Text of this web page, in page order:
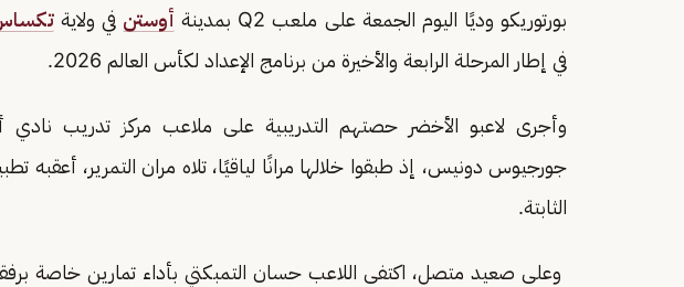
بورتوريكو وديًا اليوم الجمعة على ملعب Q2 بمدينة
أوستن في ولاية
في إطار المرحلة الرابعة والأخيرة من برنامج الإعداد لكأس العالم 2026.
وأجرى لاعبو الأخضر حصتهم التدريبية على ملاعب مركز تدريب نادي
جورجيوس دونيس، إذ طبقوا خلالها مرانًا لياقيًا، تلاه مران التمرير، أعقبه
الثابتة.
وعلى صعيد متصل، اكتفى اللاعب حسان التمبكتي بأداء تمارين خاصة